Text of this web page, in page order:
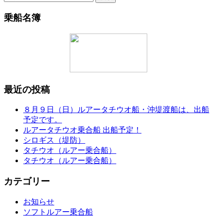
乗船名簿
最近の投稿
８月９日（日）ルアータチウオ船・沖堤渡船は、出船
予定です。
ルアータチウオ乗合船 出船予定！
シロギス（堤防）
タチウオ（ルアー乗合船）
タチウオ（ルアー乗合船）
カテゴリー
お知らせ
ソフトルアー乗合船